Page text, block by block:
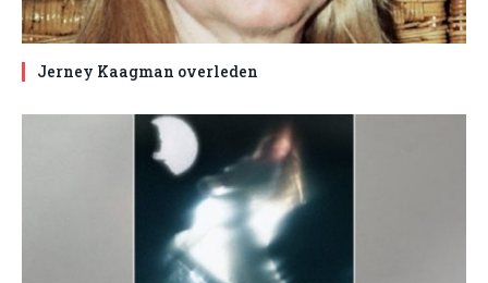
Jerney Kaagman overleden